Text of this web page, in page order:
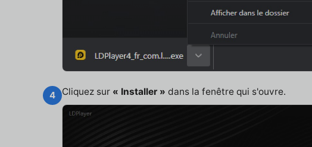
4 Cliquez sur « Installer » dans la fenêtre qui s'ouvre.